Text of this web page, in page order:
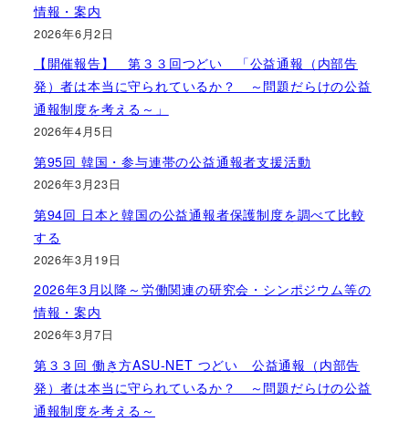
情報・案内
2026年6月2日
【開催報告】 第３３回つどい 「公益通報（内部告
発）者は本当に守られているか？ ～問題だらけの公益
通報制度を考える～」
2026年4月5日
第95回 韓国・参与連帯の公益通報者支援活動
2026年3月23日
第94回 日本と韓国の公益通報者保護制度を調べて比較
する
2026年3月19日
2026年3月以降～労働関連の研究会・シンポジウム等の
情報・案内
2026年3月7日
第３３回 働き方ASU-NET つどい 公益通報（内部告
発）者は本当に守られているか？ ～問題だらけの公益
通報制度を考える～